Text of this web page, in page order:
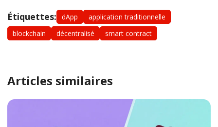
Étiquettes: dApp
application traditionnelle
blockchain
décentralisé smart contract
Articles similaires